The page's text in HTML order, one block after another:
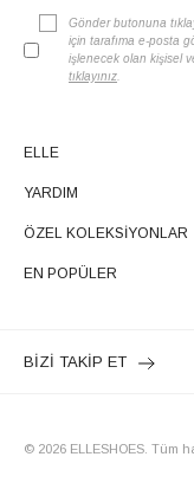
Gönder butonuna
için tarafıma e-posta
işlenecek olan kişisel
tıklayınız
ELLE
YARDIM
ÖZEL KOLEKSİYONLAR
EN POPÜLER
BİZİ TAKİP ET
© 2026 ELLESHOES. Tüm